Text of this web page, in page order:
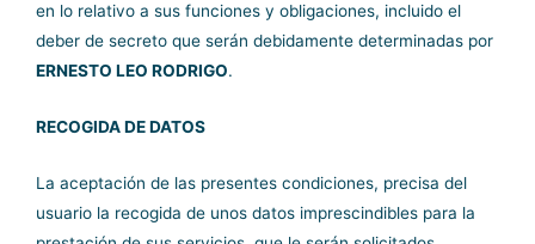
en lo relativo a sus funciones y obligaciones, incluido el
deber de secreto que serán debidamente determinadas por
ERNESTO LEO RODRIGO.
RECOGIDA DE DATOS
La aceptación de las presentes condiciones, precisa del
usuario la recogida de unos datos imprescindibles para la